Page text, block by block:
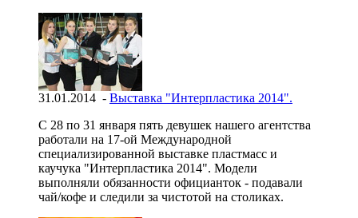
31.01.2014 - Выставка "Интерпластика 2014".
С 28 по 31 января пять девушек нашего агентства
работали на 17-ой Международной
специализированной выставке пластмасс и
каучука "Интерпластика 2014". Модели
выполняли обязанности официанток - подавали
чай/кофе и следили за чистотой на столиках.